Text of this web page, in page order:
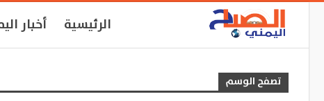
الرئيسية أخبار
تصفح الوسم